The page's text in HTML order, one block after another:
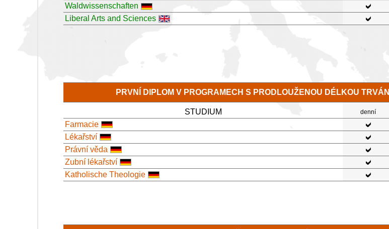
Waldwissenschaften
Liberal Arts and Sciences
PRVNÍ DIPLOM V PROGRAMECH S PRODLOUŽENOU DÉLKOU TRVÁNÍ
STUDIUM denní
Farmacie
Lékařství
Právní věda
Zubní lékařství
Katholische Theologie